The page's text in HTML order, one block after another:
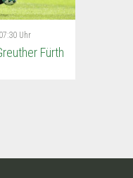
Uhr
Fürth